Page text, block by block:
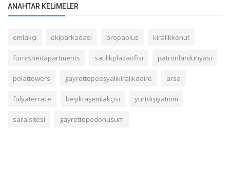
ANAHTAR KELIMELER
emlakçı ekiparkadasi propaplus kiralikkonut
furnishedapartments satılıkplazaofisi patronlardünyası
polattowers gayrettepeeşyalıkiralıkdaire arsa
fulyaterrace beşiktaşemlakçısı yurtdışıyatırım
saralsitesi gayrettepedonusum